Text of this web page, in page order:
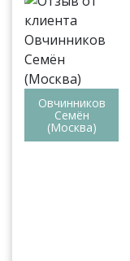
Овчинников
Семён
(Москва)